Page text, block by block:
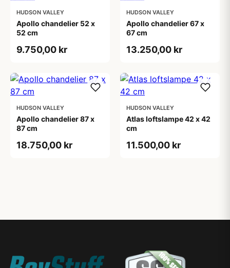
HUDSON VALLEY
Apollo chandelier 52 x
52 cm
9.750,00 kr
HUDSON VALLEY
Apollo chandelier 67 x
67 cm
13.250,00 kr
HUDSON VALLEY
Apollo chandelier 87 x
87 cm
18.750,00 kr
HUDSON VALLEY
Atlas loftslampe 42 x 42
cm
11.500,00 kr